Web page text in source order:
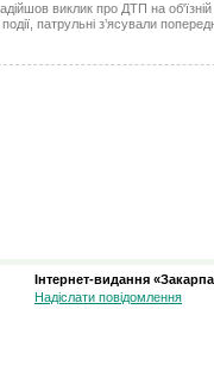
виклик про ДТП на об'їзній
патрульні з’ясували
Інтернет-видання
Надіслати повідомлення